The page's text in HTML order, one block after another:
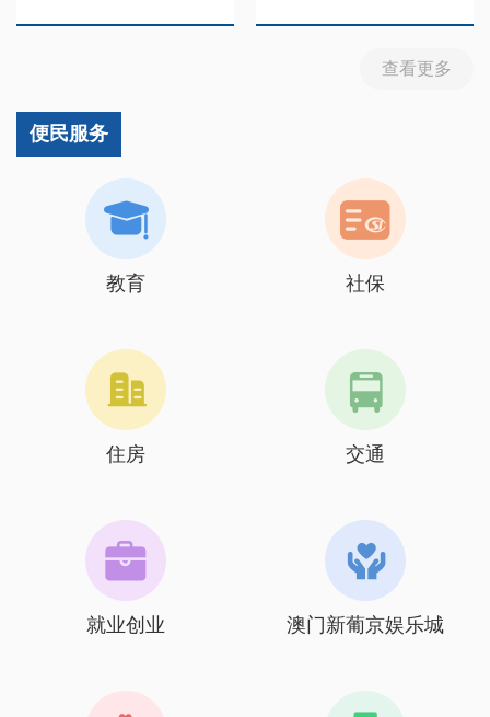
查看更多
便民服务
教育 社保
住房 交通
就业创业 澳门新葡京娱乐城